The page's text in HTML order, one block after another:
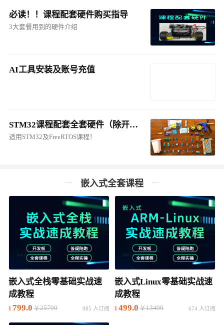
必读！！课程配套硬件购买指导
3大套餐用到的硬件介绍
AI工具安装及账号充值
STM32课程配套全套硬件（除开发板及平衡车）购买须知
适用STM32及FreeRTOS课程！
嵌入式全套课程
嵌入式全栈零基础实战速
成教程
799.0 ￥25799 985 人订阅
嵌入式Linux零基础实战速
成教程
499.0 ￥13499 674 人订阅